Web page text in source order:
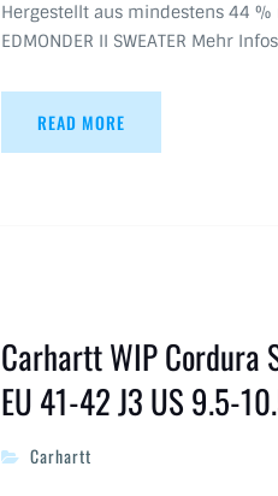
Hergestellt aus mindestens 44
EDMONDER II SWEATER Mehr
READ MORE
Carhartt WIP Cordura
EU 41-42 J3 US 9.5-
Carhartt